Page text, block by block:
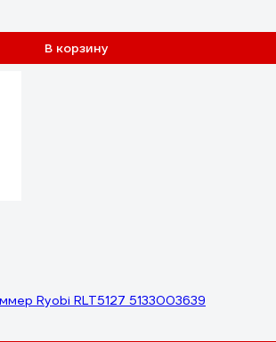
В корзину
Ryobi RLT5127 5133003639